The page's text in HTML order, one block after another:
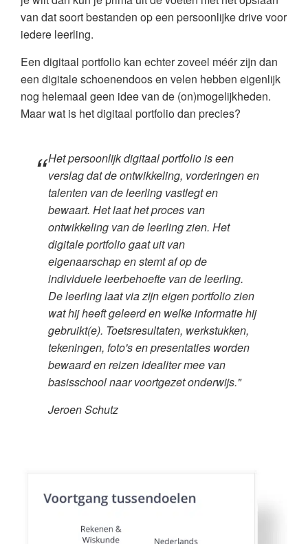
van dat soort bestanden op een persoonlijke drive voor
iedere leerling.
Een digitaal portfolio kan echter zoveel méér zijn dan
een digitale schoenendoos en velen hebben eigenlijk
nog helemaal geen idee van de (on)mogelijkheden.
Maar wat is het digitaal portfolio dan precies?
Het persoonlijk digitaal portfolio is een
verslag dat de ontwikkeling, vorderingen en
talenten van de leerling vastlegt en
bewaart. Het laat het proces van
ontwikkeling van de leerling zien. Het
digitale portfolio gaat uit van
eigenaarschap en stemt af op de
individuele leerbehoefte van de leerling.
De leerling laat via zijn eigen portfolio zien
wat hij heeft geleerd en welke informatie hij
gebruikt(e). Toetsresultaten, werkstukken,
tekeningen, foto's en presentaties worden
bewaard en reizen idealiter mee van
basisschool naar voortgezet onderwijs."
Jeroen Schutz